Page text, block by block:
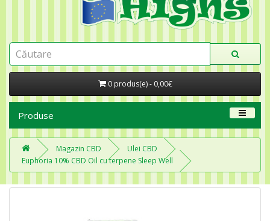
0 produs(e) - 0,00€
Produse
Magazin CBD
Ulei CBD
Euphoria 10% CBD Oil cu terpene Sleep Well